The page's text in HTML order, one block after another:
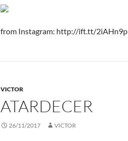
from Instagram: http://ift.tt/2iAHn9p
VICTOR
ATARDECER
26/11/2017 VICTOR